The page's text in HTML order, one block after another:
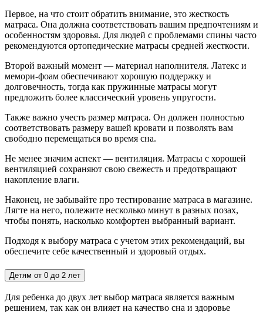
Первое, на что стоит обратить внимание, это жесткость
матраса. Она должна соответствовать вашим предпочтениям и
особенностям здоровья. Для людей с проблемами спины часто
рекомендуются ортопедические матрасы средней жесткости.
Второй важный момент — материал наполнителя. Латекс и
мемори-фоам обеспечивают хорошую поддержку и
долговечность, тогда как пружинные матрасы могут
предложить более классический уровень упругости.
Также важно учесть размер матраса. Он должен полностью
соответствовать размеру вашей кровати и позволять вам
свободно перемещаться во время сна.
Не менее значим аспект — вентиляция. Матрасы с хорошей
вентиляцией сохраняют свою свежесть и предотвращают
накопление влаги.
Наконец, не забывайте про тестирование матраса в магазине.
Лягте на него, полежите несколько минут в разных позах,
чтобы понять, насколько комфортен выбранный вариант.
Подходя к выбору матраса с учетом этих рекомендаций, вы
обеспечите себе качественный и здоровый отдых.
Детям от 0 до 2 лет
Для ребенка до двух лет выбор матраса является важным
решением, так как он влияет на качество сна и здоровье